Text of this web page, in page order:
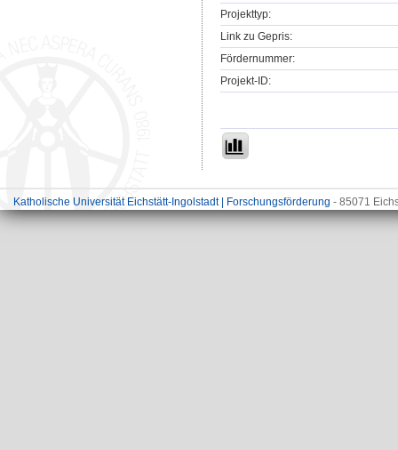
Projekttyp:
Link zu Gepris:
Fördernummer:
Projekt-ID:
Katholische Universität Eichstätt-Ingolstadt | Forschungsförderung - 85071